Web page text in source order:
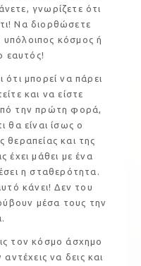
γνωρίζετε ότι
Να διορθώσετε
κόσμος ή
εαυτός!
μπορεί να πάρει
και να είστε
την πρώτη φορά,
θα είναι ίσως ο
θεραπείας και της
έχει μάθει με ένα
η σταθερότητα.
κάνει! Δεν του
μέσα τους την
τον κόσμο άσχημο
αντέχεις να δεις και